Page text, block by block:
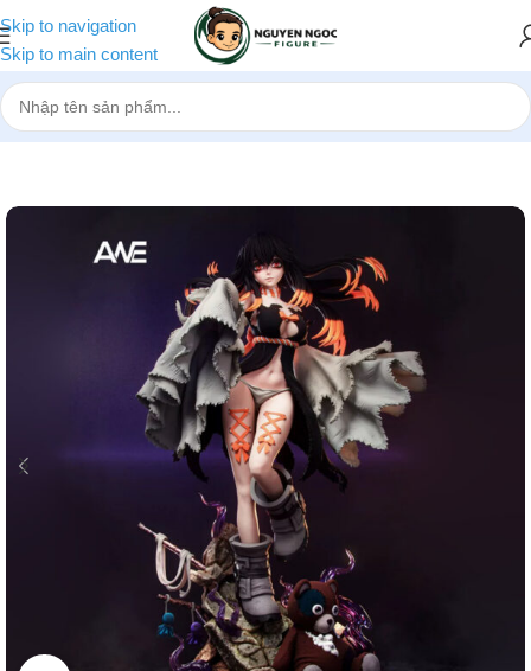
Skip to navigation
Skip to main content
Trang chủ»Cửa hàng»[Pre-order] Mô hình Gachiakuta Amo